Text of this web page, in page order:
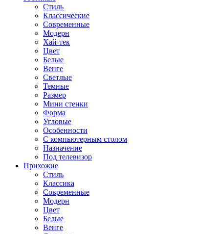
Стиль
Классические
Современные
Модерн
Хай-тек
Цвет
Белые
Венге
Светлые
Темные
Размер
Мини стенки
Форма
Угловые
Особенности
С компьютерным столом
Назначение
Под телевизор
Прихожие
Стиль
Классика
Современные
Модерн
Цвет
Белые
Венге